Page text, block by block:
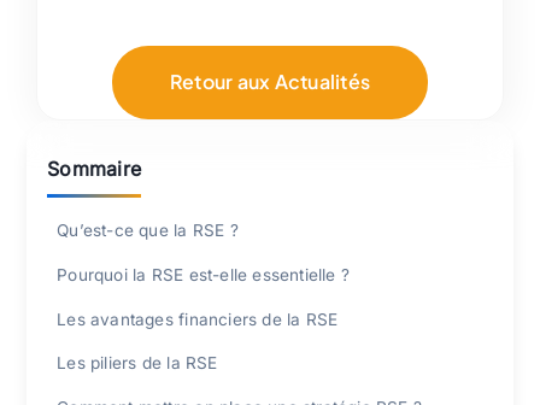
Retour aux Actualités
Qu’est-ce que la RSE ?
Pourquoi la RSE est-elle essentielle ?
Les avantages financiers de la RSE
Les piliers de la RSE